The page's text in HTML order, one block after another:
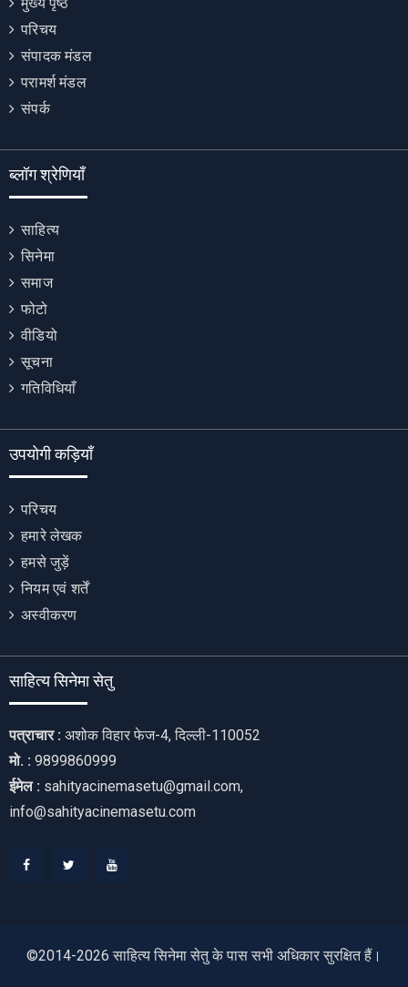
परिचय
संपादक मंडल
परामर्श मंडल
संपर्क
ब्लॉग श्रेणियाँ
साहित्य
सिनेमा
समाज
फोटो
वीडियो
सूचना
गतिविधियाँ
उपयोगी कड़ियाँ
परिचय
हमारे लेखक
हमसे जुड़ें
नियम एवं शर्तें
अस्वीकरण
साहित्य सिनेमा सेतु
पत्राचार : अशोक विहार फेज-4, दिल्ली-110052
मो. : 9899860999
ईमेल : sahityacinemasetu@gmail.com,
info@sahityacinemasetu.com
©2014-2026 साहित्य सिनेमा सेतु के पास सभी अधिकार सुरक्षित हैं।